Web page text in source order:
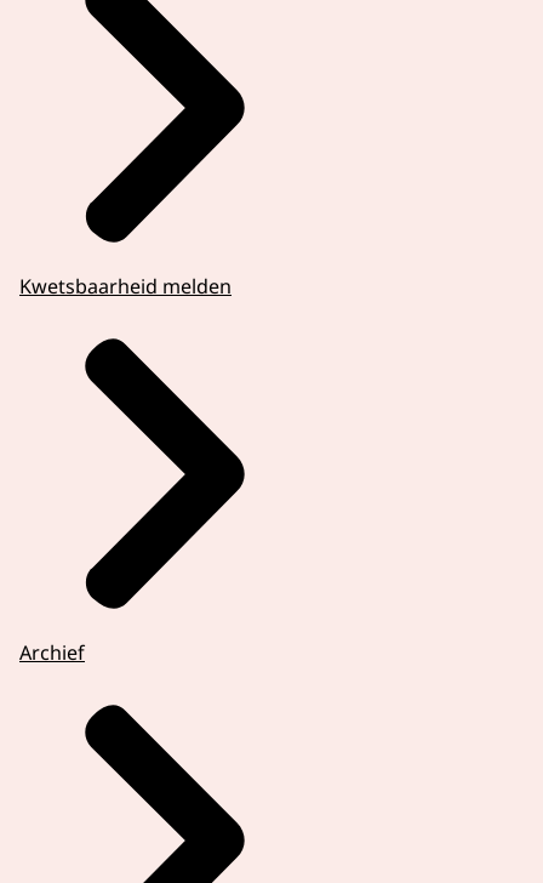
Kwetsbaarheid melden
Archief